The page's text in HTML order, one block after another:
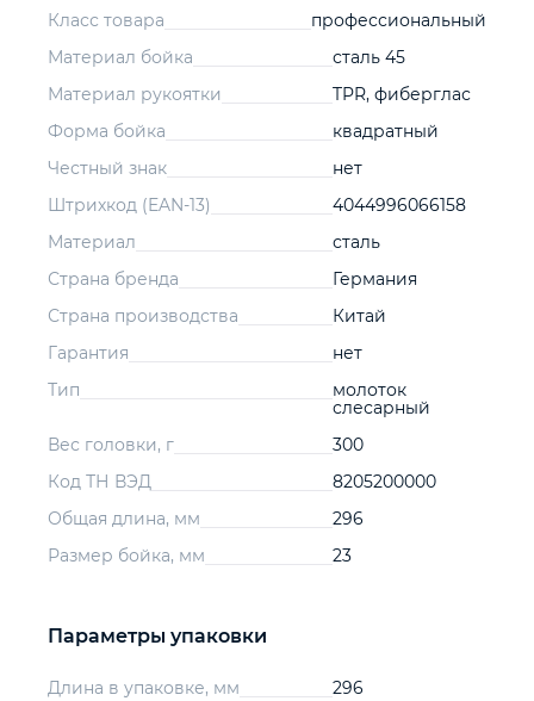
Класс товара
профессиональный
Материал бойка
сталь 45
Материал рукоятки
TPR, фиберглас
Форма бойка
квадратный
Честный знак
нет
Штрихкод (EAN-13)
4044996066158
Материал
сталь
Страна бренда
Германия
Страна производства
Китай
Гарантия
нет
Тип
молоток
слесарный
Вес головки, г
300
Код ТН ВЭД
8205200000
Общая длина, мм
296
Размер бойка, мм
23
Параметры упаковки
Длина в упаковке, мм
296